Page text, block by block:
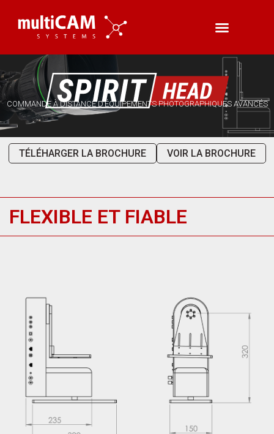
COMMANDE À DISTANCE D’ÉQUIPEMENTS PHOTOGRAPHIQUES AVANCÉS
TÉLÉHARGER LA BROCHURE VOIR LA BROCHURE
FLEXIBLE ET FIABLE